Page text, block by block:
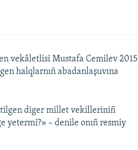
vekâletlisi Mustafa Cemilev 2015
halqlarnıñ abadanlaşuvına
diger millet vekilleriniñ
yetermi?» – denile onıñ resmiy